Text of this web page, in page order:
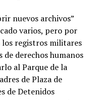
nuevos archivos”
varios, pero por
los registros militares
de derechos humanos
al Parque de la
de Plaza de
de Detenidos